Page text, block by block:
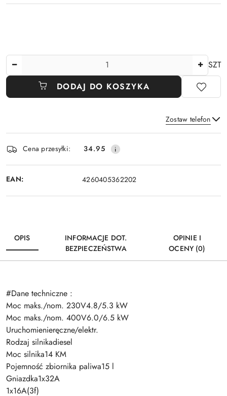
SZT
DODAJ DO KOSZYKA
Zostaw telefon
Wyślij
Dostępność
i
dostawa
Cena przesyłki: 34.95
EAN: 4260405362202
OPIS
INFORMACJE DOT.
BEZPIECZEŃSTWA
OPINIE I
OCENY (0)
#Dane techniczne :
Moc maks./nom. 230V4.8/5.3 kW
Moc maks./nom. 400V6.0/6.5 kW
Uruchomienieręczne/elektr.
Rodzaj silnikadiesel
Moc silnika14 KM
Pojemność zbiornika paliwa15 l
Gniazdka1x32A
1x16A(3f)